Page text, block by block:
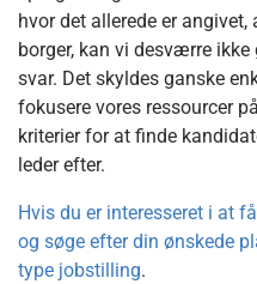
hvor det allerede er
borger, kan vi desværre
svar. Det skyldes ganske
fokusere vores ressourcer
kriterier for at finde
leder efter.
Hvis du er interesseret i at
og søge efter din ønskede
type jobstilling.